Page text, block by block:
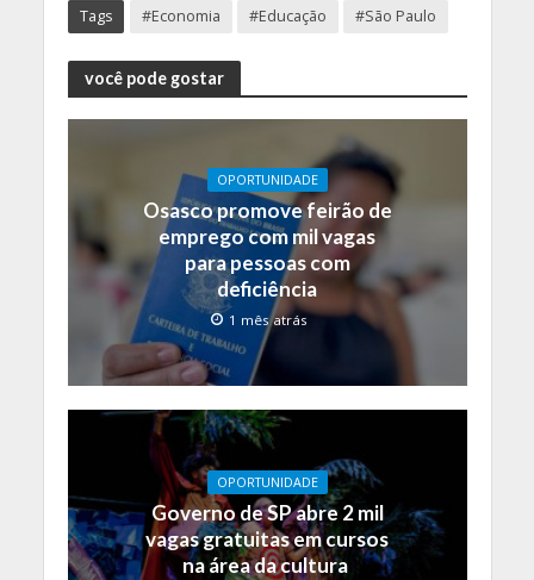
Tags #Economia #Educação #São Paulo
você pode gostar
OPORTUNIDADE
Osasco promove feirão de
emprego com mil vagas
para pessoas com
deficiência
1 mês atrás
OPORTUNIDADE
Governo de SP abre 2 mil
vagas gratuitas em cursos
na área da cultura